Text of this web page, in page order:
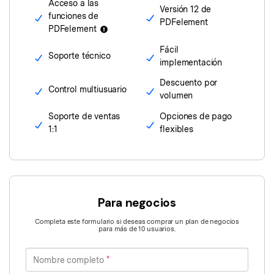
Censurar PDF
PDF OCR
Extraer datos de PDF
Soluciones completas
Servicio de TI
Sanidad
Finanzas
Reseñas
Historias de clientes
Especificaciones técnicas
Guía del usuario
PDFelement para Windows
PDFelement para Mac
Videos tutoriales
PDFelement para iOS
Acceso a las
funciones de
PDFelement
Versión 12 de
PDFelement
Soporte técnico
Fácil
implementación
Control multiusuario
Descuento por
volumen
Soporte de ventas
1:1
Opciones de pago
flexibles
Para negocios
Completa este formulario si deseas comprar un plan de negocios
para más de 10 usuarios.
Nombre completo